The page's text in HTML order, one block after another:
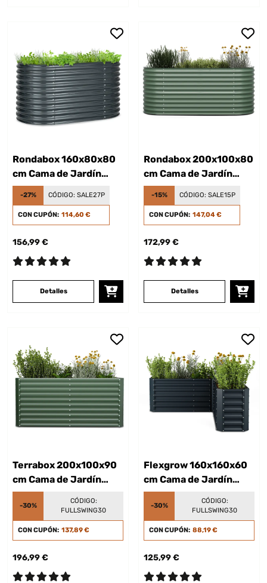
Rondabox 160x80x80
cm Cama de Jardín
elevada Antracita
-27% CÓDIGO: SALE27P
CON CUPÓN: 114,60 €
156,99 €
Detalles
Rondabox 200x100x80
cm Cama de Jardín
elevada Verde
-15% CÓDIGO: SALE15P
CON CUPÓN: 147,04 €
172,99 €
Detalles
Terrabox 200x100x90
cm Cama de Jardín
elevada Verde
-30%
CÓDIGO:
FULLSWING30
CON CUPÓN: 137,89 €
196,99 €
Flexgrow 160x160x60
cm Cama de Jardín
elevada Antracita
-30%
CÓDIGO:
FULLSWING30
CON CUPÓN: 88,19 €
125,99 €